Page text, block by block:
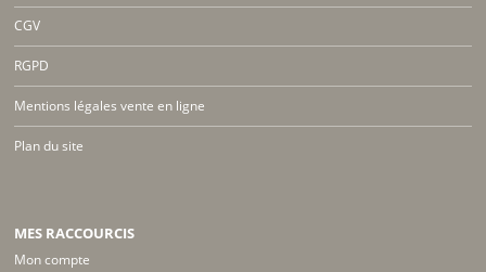
CGV
RGPD
Mentions légales vente en ligne
Plan du site
MES RACCOURCIS
Mon compte